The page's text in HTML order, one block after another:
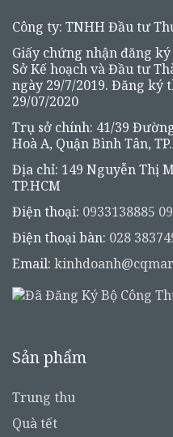
Công ty: TNHH Đầu tư
Giấy chứng nhận đăng
Sở Kế hoạch và Đầu tư
ngày 29/7/2019. Đăng ký
29/07/2020
Trụ sở chính: 41/39
Hoà A, Quận Bình Tân,
Địa chỉ: 149 Nguyễn Thị
TP.HCM
Điện thoại: 0933138885
Điện thoại bàn: 028
Email:
Sản phẩm
Trung thu
Quà tết